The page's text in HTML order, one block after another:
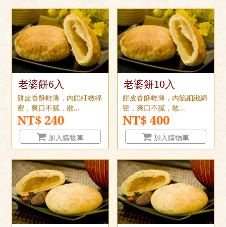
老婆餅6入
餅皮香酥輕薄，內餡細緻綿
密，爽口不膩，散...
NT$ 240
加入購物車
老婆餅10入
餅皮香酥輕薄，內餡細緻綿
密，爽口不膩，散...
NT$ 400
加入購物車